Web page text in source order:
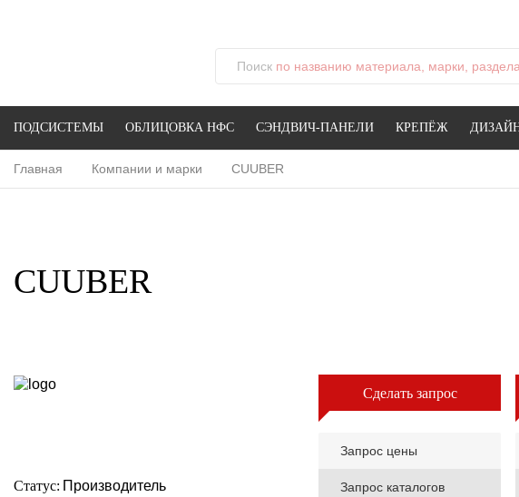
Поиск по названию материала, марки,
ПОДСИСТЕМЫ ОБЛИЦОВКА НФС СЭНДВИЧ-ПАНЕЛИ КРЕПЁЖ
Главная Компании и марки CUUBER
CUUBER
Статус: Производитель
Сделать запрос
Запрос цены
Запрос каталогов